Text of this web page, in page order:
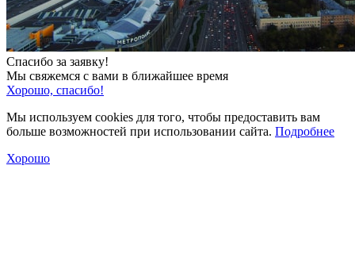
Спасибо за заявку!
Мы свяжемся с вами в ближайшее время
Хорошо, спасибо!
Мы используем cookies для того, чтобы предоставить вам
больше возможностей при использовании сайта. Подробнее
Хорошо